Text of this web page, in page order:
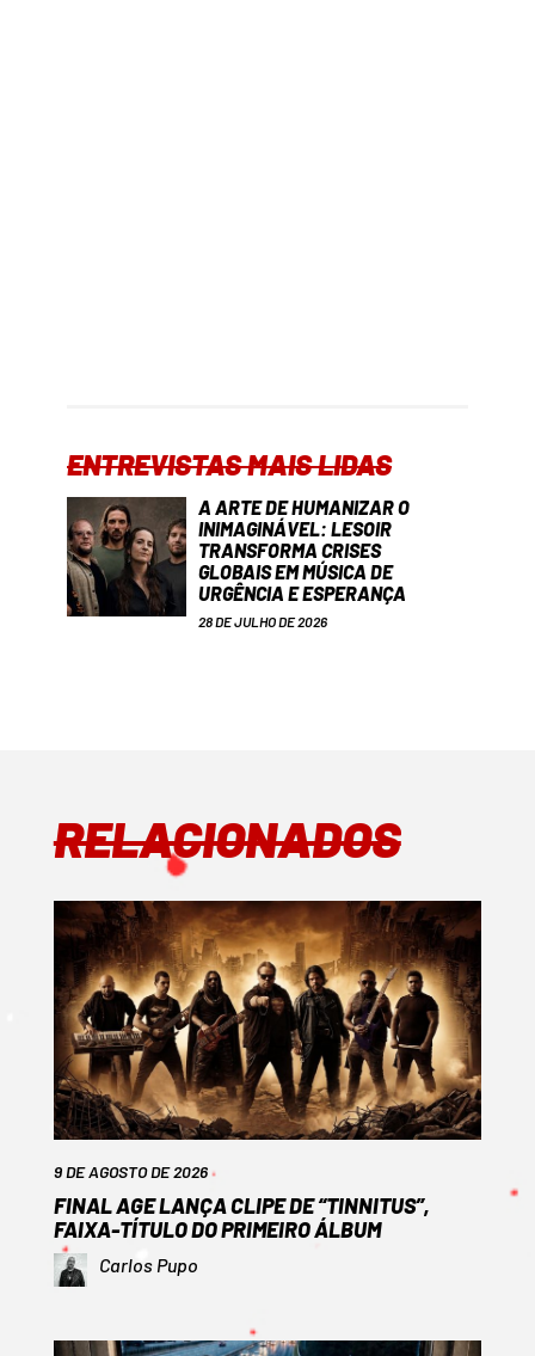
ENTREVISTAS MAIS LIDAS
A ARTE DE HUMANIZAR O
INIMAGINÁVEL: LESOIR
TRANSFORMA CRISES
GLOBAIS EM MÚSICA DE
URGÊNCIA E ESPERANÇA
28 DE JULHO DE 2026
RELACIONADOS
9 DE AGOSTO DE 2026
FINAL AGE LANÇA CLIPE DE “TINNITUS”,
FAIXA-TÍTULO DO PRIMEIRO ÁLBUM
Carlos Pupo